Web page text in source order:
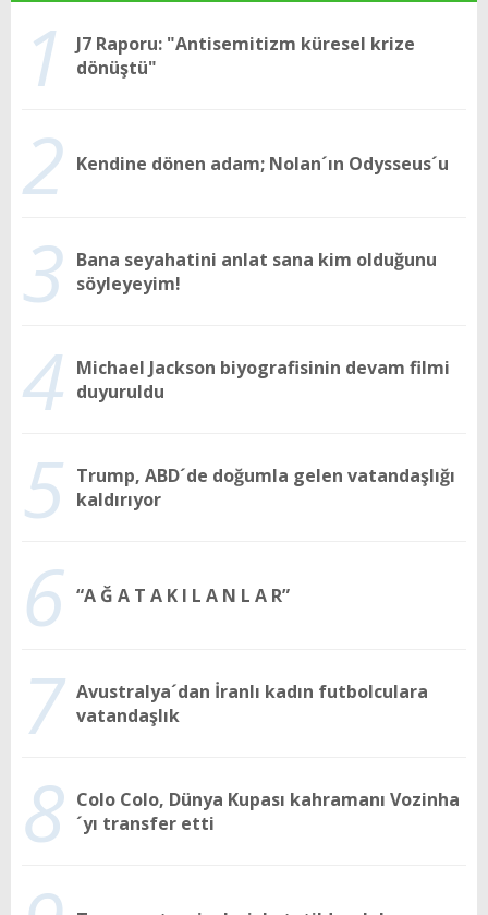
1
J7 Raporu: "Antisemitizm küresel krize
dönüştü"
2 Kendine dönen adam; Nolan´ın Odysseus´u
3 Bana seyahatini anlat sana kim olduğunu
söyleyeyim!
4 Michael Jackson biyografisinin devam filmi
duyuruldu
5 Trump, ABD´de doğumla gelen vatandaşlığı
kaldırıyor
6 “A Ğ A T A K I L A N L A R”
7 Avustralya´dan İranlı kadın futbolculara
vatandaşlık
8 Colo Colo, Dünya Kupası kahramanı Vozinha
´yı transfer etti